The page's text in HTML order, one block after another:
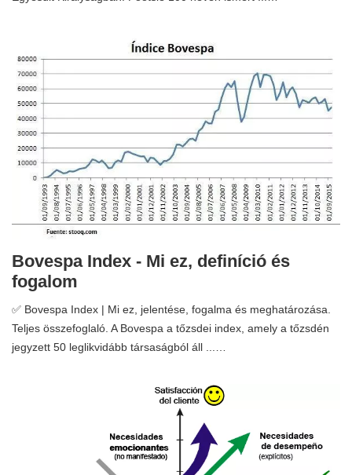
Bovespa Index - Mi ez, definíció és
fogalom
✅ Bovespa Index | Mi ez, jelentése, fogalma és meghatározása.
Teljes összefoglaló. A Bovespa a tőzsdei index, amely a tőzsdén
jegyzett 50 leglikvidább társaságból áll ...…